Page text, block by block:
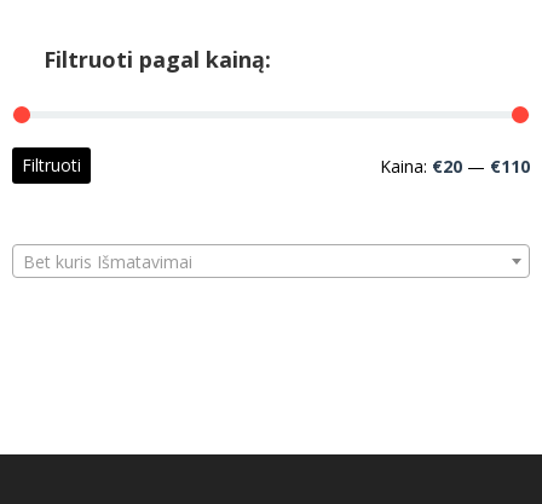
Filtruoti pagal kainą:
Filtruoti Kaina: €20 — €110
Bet kuris Išmatavimai